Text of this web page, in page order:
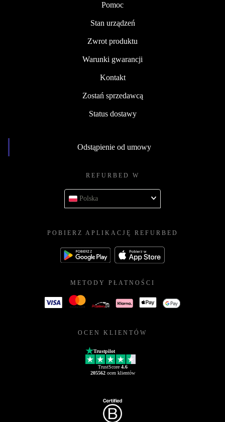
Pomoc
Stan urządzeń
Zwrot produktu
Warunki gwarancji
Kontakt
Zostań sprzedawcą
Status dostawy
Odstąpienie od umowy
REFURBED W
Polska
POBIERZ APLIKACJĘ REFURBED
METODY PŁATNOŚCI
OCEN KLIENTÓW
Trustpilot
TrustScore 4.6
205562ocen klientów